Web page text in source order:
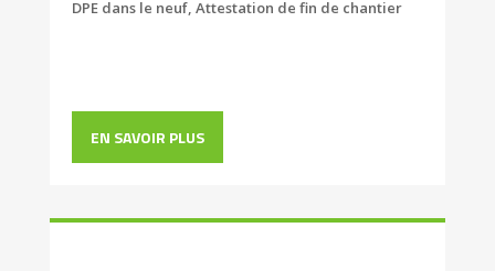
DPE dans le neuf, Attestation de fin de chantier
EN SAVOIR PLUS